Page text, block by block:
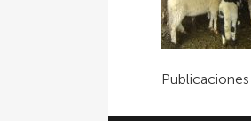
Publicaciones